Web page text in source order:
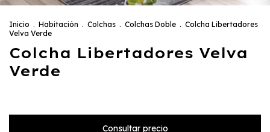
Inicio . Habitación . Colchas . Colchas Doble . Colcha Libertadores
Velva Verde
Colcha Libertadores Velva
Verde